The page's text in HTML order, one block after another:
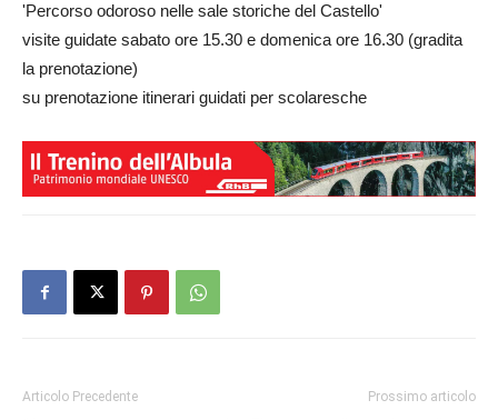
'Percorso odoroso nelle sale storiche del Castello'
visite guidate sabato ore 15.30 e domenica ore 16.30 (gradita
la prenotazione)
su prenotazione itinerari guidati per scolaresche
Articolo Precedente Prossimo articolo